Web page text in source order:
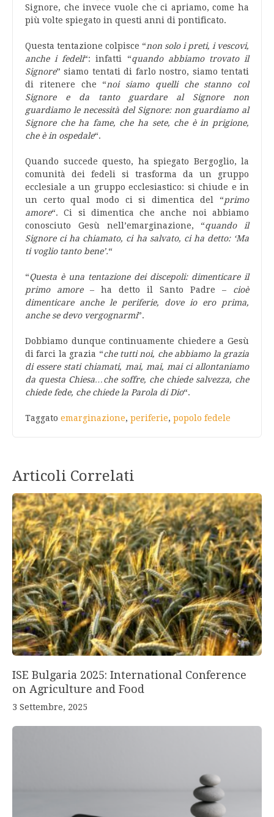
Signore, che invece vuole che ci apriamo, come ha
più volte spiegato in questi anni di pontificato.
Questa tentazione colpisce “non solo i preti, i vescovi,
anche i fedeli“: infatti “quando abbiamo trovato il
Signore” siamo tentati di farlo nostro, siamo tentati
di ritenere che “noi siamo quelli che stanno col
Signore e da tanto guardare al Signore non
guardiamo le necessità del Signore: non guardiamo al
Signore che ha fame, che ha sete, che è in prigione,
che è in ospedale“.
Quando succede questo, ha spiegato Bergoglio, la
comunità dei fedeli si trasforma da un gruppo
ecclesiale a un gruppo ecclesiastico: si chiude e in
un certo qual modo ci si dimentica del “primo
amore“. Ci si dimentica che anche noi abbiamo
conosciuto Gesù nell’emarginazione, “quando il
Signore ci ha chiamato, ci ha salvato, ci ha detto: ‘Ma
ti voglio tanto bene’.“
“Questa è una tentazione dei discepoli: dimenticare il
primo amore– ha detto il Santo Padre – cioè
dimenticare anche le periferie, dove io ero prima,
anche se devo vergognarmi”.
Dobbiamo dunque continuamente chiedere a Gesù
di farci la grazia “che tutti noi, che abbiamo la grazia
di essere stati chiamati, mai, mai, mai ci allontaniamo
da questa Chiesa…che soffre, che chiede salvezza, che
chiede fede, che chiede la Parola di Dio“.
Taggato emarginazione, periferie, popolo fedele
Articoli Correlati
ISE Bulgaria 2025: International Conference
on Agriculture and Food
3 Settembre, 2025